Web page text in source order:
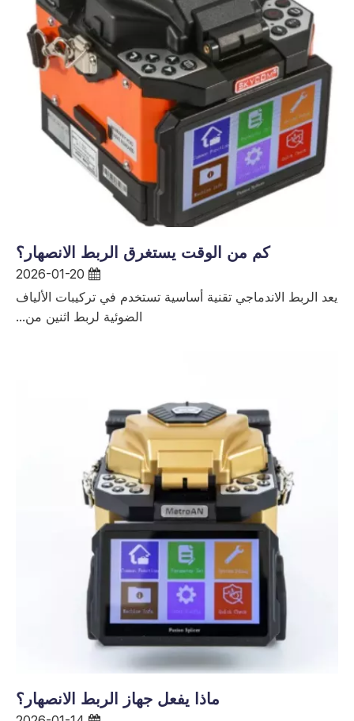
كم من الوقت يستغرق الربط الانصهار؟
يعد الربط الاندماجي تقنية أساسية تستخدم في تركيبات الألياف
الضوئية لربط اثنين من...
ماذا يفعل جهاز الربط الانصهار؟